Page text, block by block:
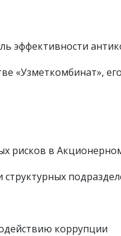
эффективности
«Узметкомбинат»,
рисков в
коррупции